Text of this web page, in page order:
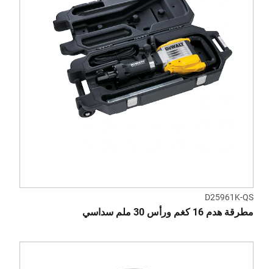
D25961K-QS
مطرقة هدم 16 كغم ورأس 30 ملم سداسي